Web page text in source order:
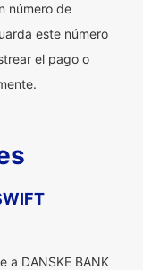
número de
este número
el pago o
a DANSKE BANK